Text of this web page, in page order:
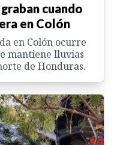
cuando
en Colón
en Colón ocurre
mantiene lluvias
de Honduras.